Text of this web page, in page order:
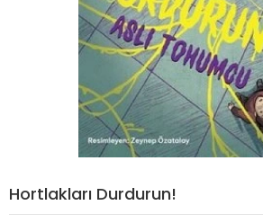
Hortlakları Durdurun!